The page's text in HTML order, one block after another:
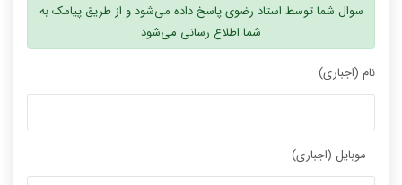
سوال شما توسط استاد رضوی پاسخ داده می‌شود و از طریق پیامک به
شما اطلاع رسانی می‌شود
نام (اجباری)
موبایل (اجباری)